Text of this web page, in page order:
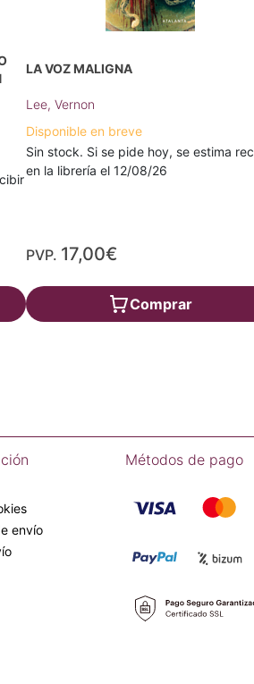
LA VOZ MALIGNA
Lee, Vernon
Disponible en breve
Sin stock. Si se pide hoy, se estima
en la librería el 12/08/26
PVP. 17,00€
Comprar
envío
Métodos de pago